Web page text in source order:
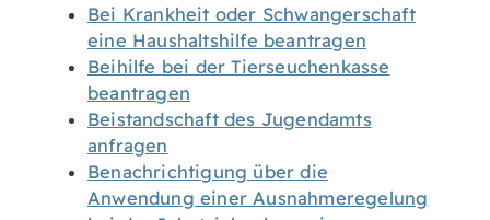
Bei Krankheit oder Schwangerschaft
eine Haushaltshilfe beantragen
Beihilfe bei der Tierseuchenkasse
beantragen
Beistandschaft des Jugendamts
anfragen
Benachrichtigung über die
Anwendung einer Ausnahmeregelung